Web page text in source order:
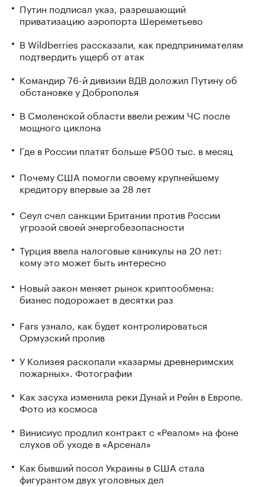
Путин подписал указ, разрешающий
приватизацию аэропорта Шереметьево
В Wildberries рассказали, как предпринимателям
подтвердить ущерб от атак
Командир 76-й дивизии ВДВ доложил Путину об
обстановке у Доброполья
В Смоленской области ввели режим ЧС после
мощного циклона
Где в России платят больше ₽500 тыс. в месяц
Почему США помогли своему крупнейшему
кредитору впервые за 28 лет
Сеул счел санкции Британии против России
угрозой своей энергобезопасности
Турция ввела налоговые каникулы на 20 лет:
кому это может быть интересно
Новый закон меняет рынок криптообмена:
бизнес подорожает в десятки раз
Fars узнало, как будет контролироваться
Ормузский пролив
У Колизея раскопали «казармы древнеримских
пожарных». Фотографии
Как засуха изменила реки Дунай и Рейн в Европе.
Фото из космоса
Винисиус продлил контракт с «Реалом» на фоне
слухов об уходе в «Арсенал»
Как бывший посол Украины в США стала
фигурантом двух уголовных дел